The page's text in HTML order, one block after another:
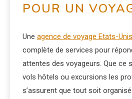
POUR UN
Une agence de voyage Etats-Unis
complète de services pour
attentes des voyageurs. Que ce
vols hôtels ou excursions les
s’assurent que tout soit